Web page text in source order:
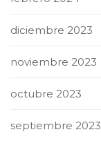
diciembre 2023
noviembre 2023
octubre 2023
septiembre 2023